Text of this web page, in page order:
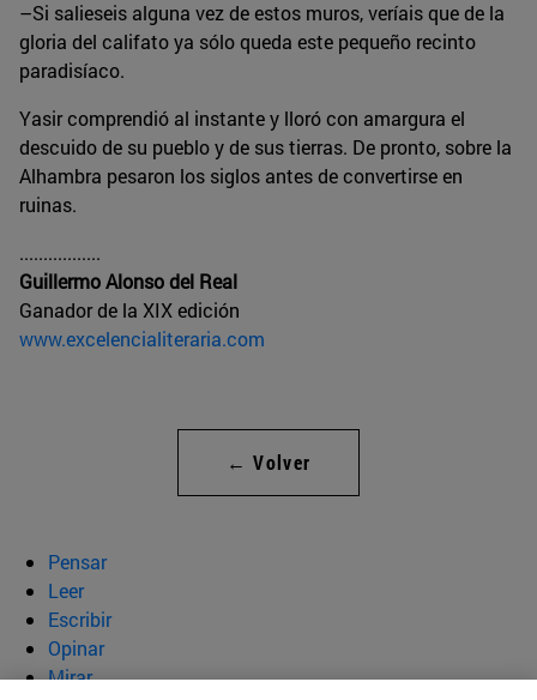
–Si salieseis alguna vez de estos muros, veríais que de la
gloria del califato ya sólo queda este pequeño recinto
paradisíaco.
Yasir comprendió al instante y lloró con amargura el
descuido de su pueblo y de sus tierras. De pronto, sobre la
Alhambra pesaron los siglos antes de convertirse en
ruinas.
.................
Guillermo Alonso del Real
Ganador de la XIX edición
www.excelencialiteraria.com
← Volver
Pensar
Leer
Escribir
Opinar
Mirar